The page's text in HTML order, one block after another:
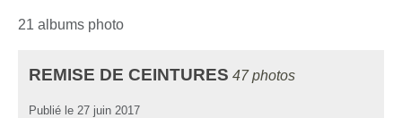
21 albums photo
REMISE DE CEINTURES 47 photos
Publié le 27 juin 2017